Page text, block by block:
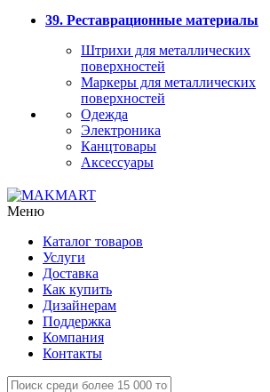
39. Реставрационные материалы
Штрихи для металлических
поверхностей
Маркеры для металлических
поверхностей
Одежда
Электроника
Канцтовары
Аксессуары
Меню
Каталог товаров
Услуги
Доставка
Как купить
Дизайнерам
Поддержка
Компания
Контакты